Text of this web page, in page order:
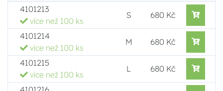
4101213
více než 100 ks
S 680 Kč
4101214
více než 100 ks
M 680 Kč
4101215
více než 100 ks
L 680 Kč